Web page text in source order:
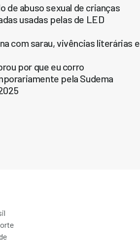
de abuso sexual de crianças
usadas pelas de LED
com sarau, vivências literárias e
por que eu corro
pela Sudema